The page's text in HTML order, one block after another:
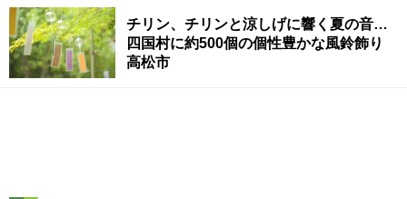
チリン、チリンと涼しげに響く夏の音…
四国村に約500個の個性豊かな風鈴飾り
高松市